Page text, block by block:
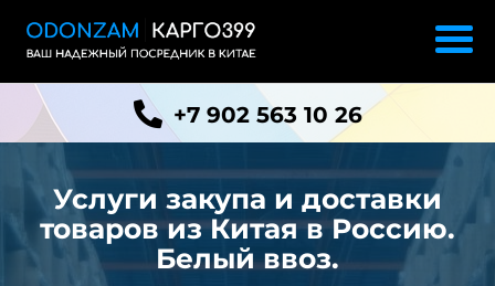
+7 902 563 10 26
Услуги закупа и доставки
товаров из Китая в Россию.
Белый ввоз.